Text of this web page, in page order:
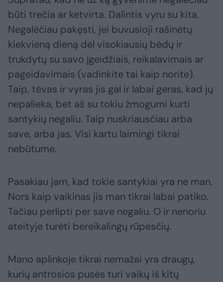
būti trečia ar ketvirta. Dalintis vyru su kita.
Negalėčiau pakęsti, jei buvusioji rašinėtų
kiekvieną dieną dėl visokiausių bėdų ir
trukdytų su savo įgeidžiais, reikalavimais ar
pageidavimais (vadinkite tai kaip norite).
Taip, tėvas ir vyras jis gal ir labai geras, kad jų
nepalieka, bet aš su tokiu žmogumi kurti
santykių negaliu. Taip nuskriausčiau arba
save, arba jas. Visi kartu laimingi tikrai
nebūtume.
Pasakiau jam, kad tokie santykiai yra ne man.
Nors kaip vaikinas jis man tikrai labai patiko.
Tačiau perlipti per save negaliu. O ir nenoriu
ateityje turėti bereikalingų rūpesčių.
Mano aplinkoje tikrai nemažai yra draugų,
kurių antrosios pusės turi vaikų iš kitų